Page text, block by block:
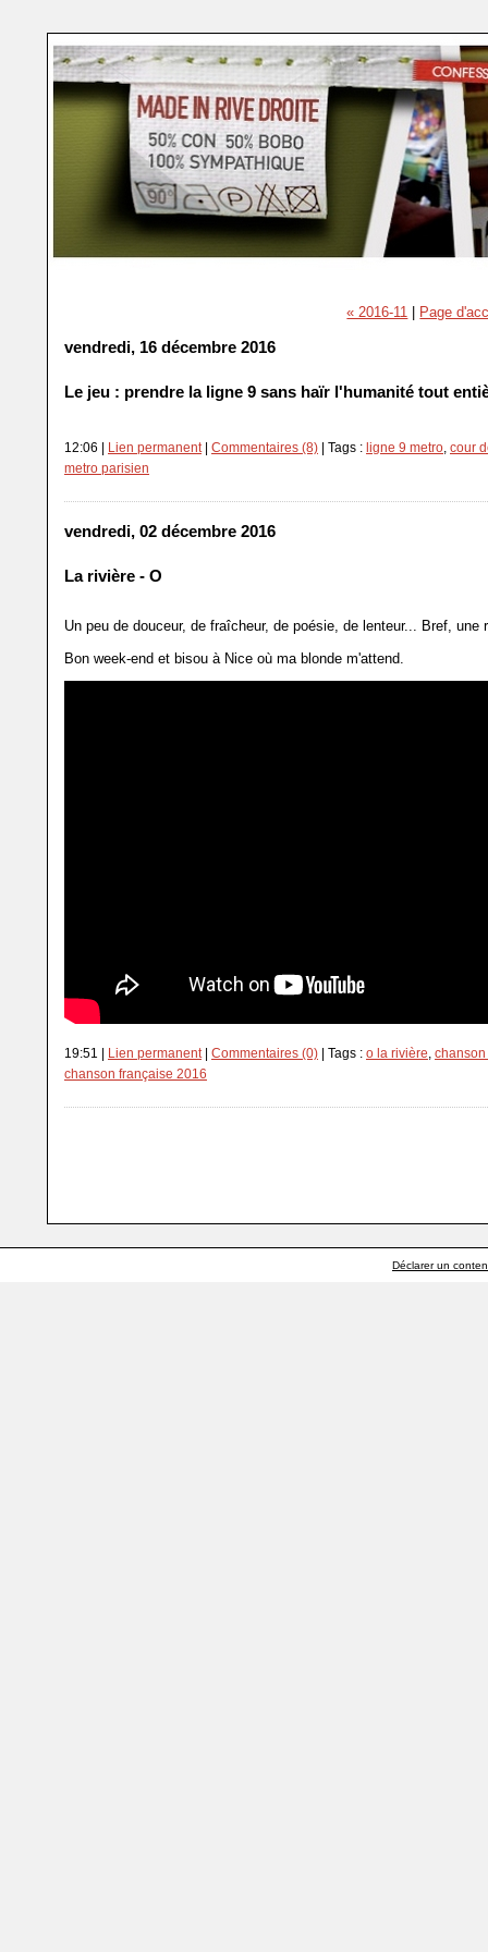
« 2016-11 Page
vendredi, 16 décembre 2016
Le jeu : prendre la ligne 9 sans haïr l'humanité tout
12:06 | Lien permanent| Commentaires (8) | Tags : ligne 9 metro, cour
metro parisien
vendredi, 02 décembre 2016
La rivière - O
Un peu de douceur, de fraîcheur, de poésie, de lenteur... Bref, une
Bon week-end et bisou à Nice où ma blonde m'attend.
19:51 | Lien permanent| Commentaires (0) | Tags : o la rivière,
chanson française 2016
Déclarer un